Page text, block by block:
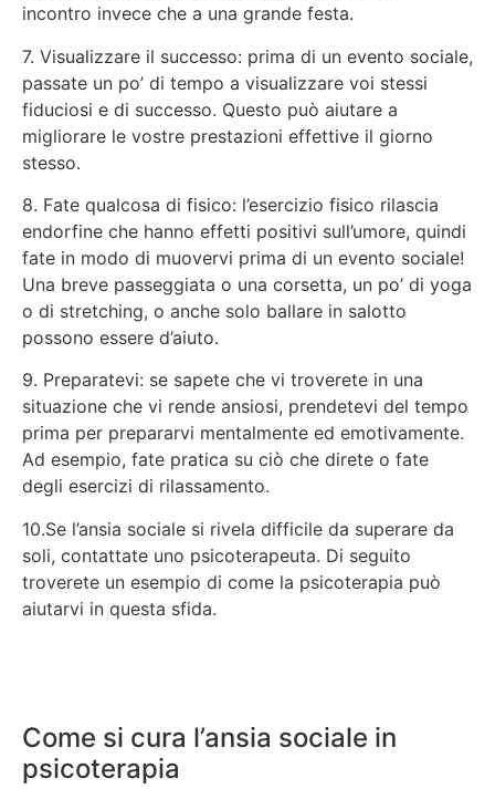
incontro invece che a una grande festa.
7. Visualizzare il successo: prima di un evento sociale,
passate un po’ di tempo a visualizzare voi stessi
fiduciosi e di successo. Questo può aiutare a
migliorare le vostre prestazioni effettive il giorno
stesso.
8. Fate qualcosa di fisico: l’esercizio fisico rilascia
endorfine che hanno effetti positivi sull’umore, quindi
fate in modo di muovervi prima di un evento sociale!
Una breve passeggiata o una corsetta, un po’ di yoga
o di stretching, o anche solo ballare in salotto
possono essere d’aiuto.
9. Preparatevi: se sapete che vi troverete in una
situazione che vi rende ansiosi, prendetevi del tempo
prima per prepararvi mentalmente ed emotivamente.
Ad esempio, fate pratica su ciò che direte o fate
degli esercizi di rilassamento.
10.Se l’ansia sociale si rivela difficile da superare da
soli, contattate uno psicoterapeuta. Di seguito
troverete un esempio di come la psicoterapia può
aiutarvi in questa sfida.
Come si cura l’ansia sociale in
psicoterapia